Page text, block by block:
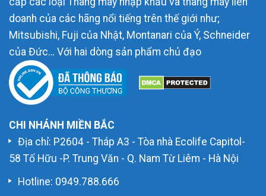
doanh của các hãng nổi tiếng trên thế giới như;
Mitsubishi, Fuji của Nhật, Montanari của Ý, Schneider
của Đức… Với hai dòng sản phẩm chủ đạo
CHI NHÁNH MIỀN BẮC
Địa chỉ: P2604 - Tháp A3 - Tòa nhà Ecolife Capitol-
58 Tố Hữu -P. Trung Văn - Q. Nam Từ Liêm - Hà Nội
Hotline: 0949.788.666